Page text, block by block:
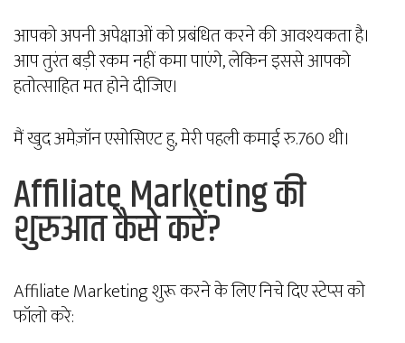
आपको अपनी अपेक्षाओं को प्रबंधित करने की आवश्यकता है।
आप तुरंत बड़ी रकम नहीं कमा पाएंगे, लेकिन इससे आपको
हतोत्साहित मत होने दीजिए।
मैं खुद अमेज़ॉन एसोसिएट हु, मेरी पहली कमाई रु.760 थी।
Affiliate Marketing की
शुरुआत कैसे करें?
Affiliate Marketing शुरू करने के लिए निचे दिए स्टेप्स को
फॉलो करे: